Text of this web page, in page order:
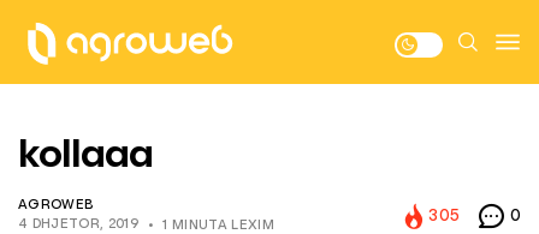
kollaaa
AGROWEB
4 DHJETOR, 2019
1 MINUTA LEXIM
305 0